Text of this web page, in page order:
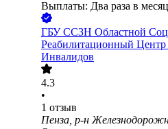
Выплаты: Два раза в месяц
ГБУ ССЗН Областной
Реабилитационный
Инвалидов
4.3
•
1 отзыв
Пенза, р-н